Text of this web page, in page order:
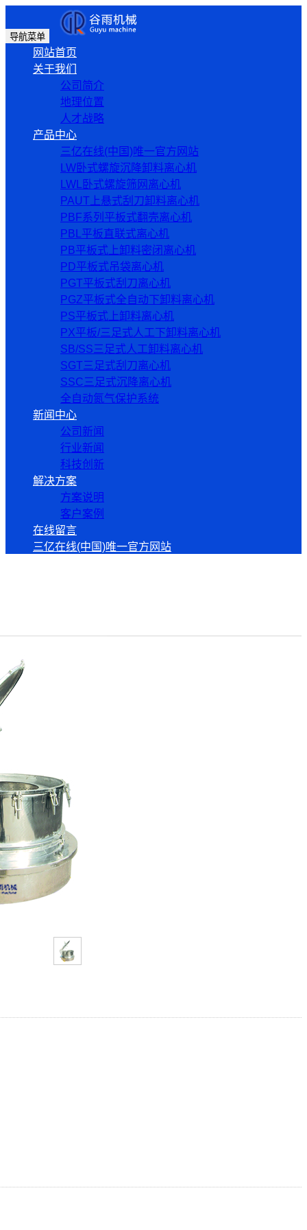
导航菜单
网站首页
关于我们
公司简介
地理位置
人才战略
产品中心
三亿在线(中国)唯一官方网站
LW卧式螺旋沉降卸料离心机
LWL卧式螺旋筛网离心机
PAUT上悬式刮刀卸料离心机
PBF系列平板式翻壳离心机
PBL平板直联式离心机
PB平板式上卸料密闭离心机
PD平板式吊袋离心机
PGT平板式刮刀离心机
PGZ平板式全自动下卸料离心机
PS平板式上卸料离心机
PX平板/三足式人工下卸料离心机
SB/SS三足式人工卸料离心机
SGT三足式刮刀离心机
SSC三足式沉降离心机
全自动氮气保护系统
新闻中心
公司新闻
行业新闻
科技创新
解决方案
方案说明
客户案例
在线留言
三亿在线(中国)唯一官方网站